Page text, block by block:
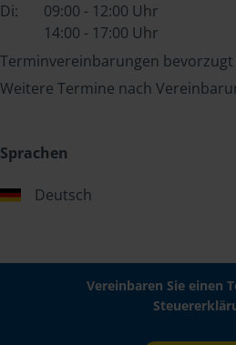
Di:
09:00 - 12:00 Uhr
14:00 - 17:00 Uhr
Terminvereinbarungen
Weitere Termine nach
Sprachen
Deutsch
Vereinbaren Sie einen